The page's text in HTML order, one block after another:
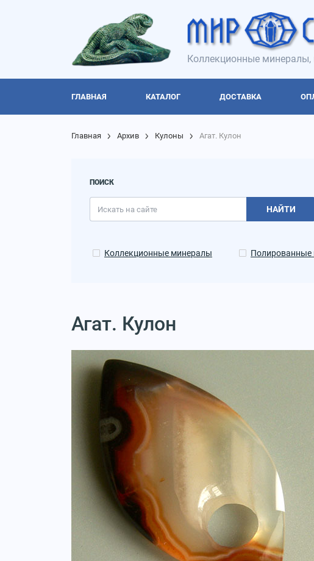
Коллекционные минералы,
ГЛАВНАЯ КАТАЛОГ ДОСТАВКА
Главная Архив Кулоны Агат. Кулон
ПОИСК
НАЙТИ
Коллекционные минералы Полированные
Агат. Кулон